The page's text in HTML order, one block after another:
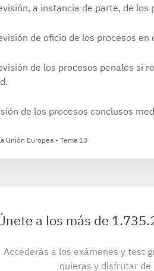
a instancia de parte, de los
de oficio de los procesos en
de los procesos penales si
de los procesos conclusos
Unión Europea - Tema 13
a los más de
Accederás a los exámenes y test
quieras y disfrutar